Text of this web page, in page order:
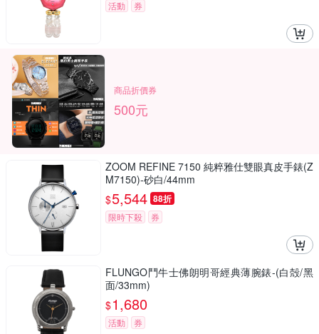
活動 券
商品折價券
500元
ZOOM REFINE 7150 純粹雅仕雙眼真皮手錶(Z
M7150)-砂白/44mm
$5,544 88折
限時下殺 券
FLUNGO鬥牛士佛朗明哥經典薄腕錶-(白殻/黑
面/33mm)
$1,680
活動 券